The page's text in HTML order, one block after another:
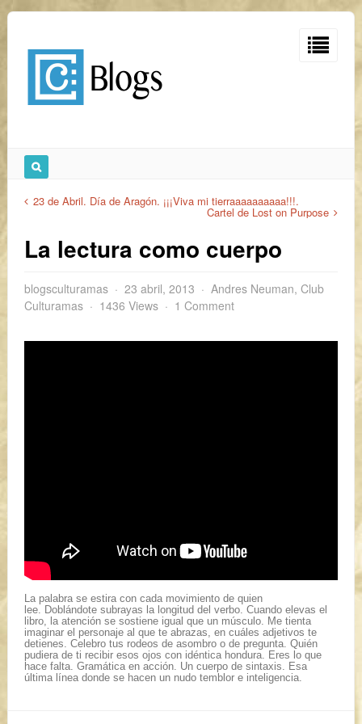
23 de Abril. Día de Aragón. ¡¡¡Viva mi tierraaaaaaaaaa!!!.
Cartel de Lost on Purpose
La lectura como cuerpo
blogsculturamas 23 abril, 2013 Andres Neuman, Club
Culturamas
1436 Views 1 Comment
La palabra se estira con cada movimiento de quien
lee. Doblándote subrayas la longitud del verbo. Cuando elevas el
libro, la atención se sostiene igual que un músculo. Me tienta
imaginar el personaje al que te abrazas, en cuáles adjetivos te
detienes. Celebro tus rodeos de asombro o de pregunta. Quién
pudiera de ti recibir esos ojos con idéntica hondura. Eres lo que
hace falta. Gramática en acción. Un cuerpo de sintaxis. Esa
última línea donde se hacen un nudo temblor e inteligencia.